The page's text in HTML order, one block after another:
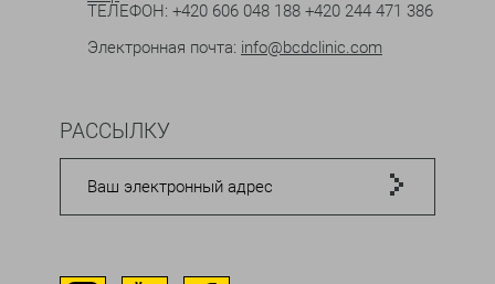
ТЕЛЕФОН: +420 606 048 188 +420 244 471 386
Электронная почта: info@bcdclinic.com
РАССЫЛКУ